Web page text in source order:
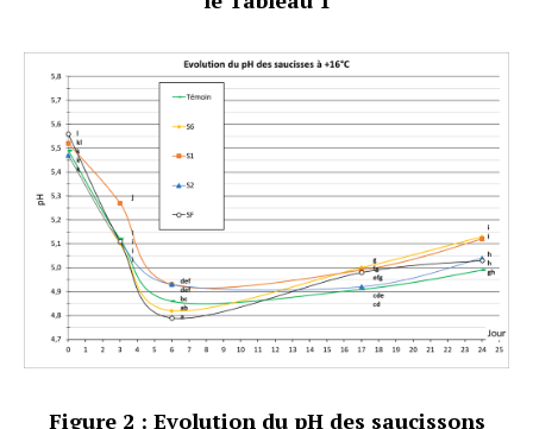
Figure 2 : Evolution du pH des saucissons